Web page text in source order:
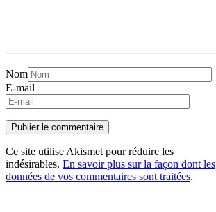
Nom
E-mail
Ce site utilise Akismet pour réduire les
indésirables. En savoir plus sur la façon dont les
données de vos commentaires sont traitées.